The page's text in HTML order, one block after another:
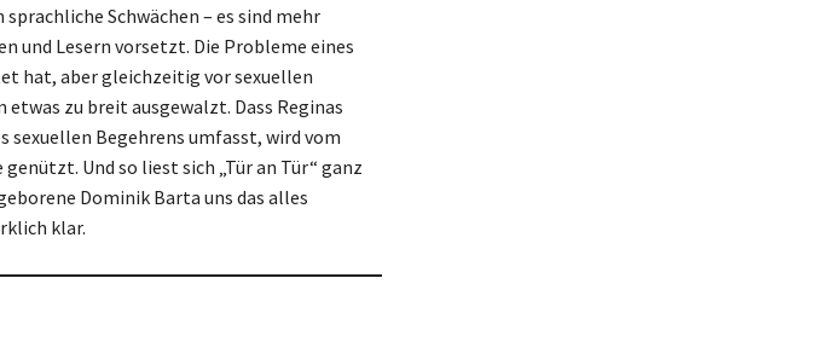
Schwächen – es sind mehr
und Lesern vorsetzt. Die Probleme eines
hat, aber gleichzeitig vor sexuellen
zu breit ausgewalzt. Dass Reginas
sexuellen Begehrens umfasst, wird vom
Und so liest sich „Tür an Tür“ ganz
Dominik Barta uns das alles
klar.